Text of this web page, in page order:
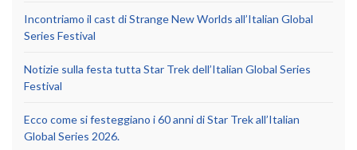
Incontriamo il cast di Strange New Worlds all’Italian Global
Series Festival
Notizie sulla festa tutta Star Trek dell’Italian Global Series
Festival
Ecco come si festeggiano i 60 anni di Star Trek all’Italian
Global Series 2026.